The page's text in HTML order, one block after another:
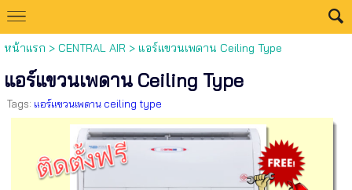
หน้าแรก > CENTRAL AIR > แอร์แขวนเพดาน Ceiling Type
แอร์แขวนเพดาน Ceiling Type
Tags: แอร์แขวนเพดาน ceiling type